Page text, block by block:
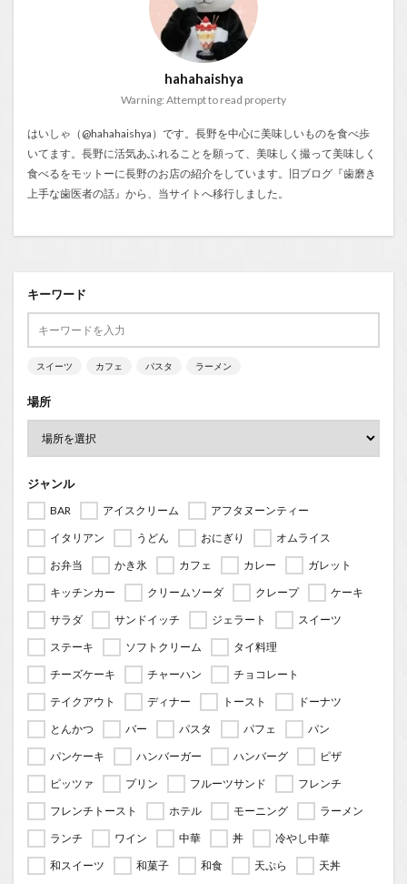
hahahaishya
Warning: Attempt to read property
はいしゃ（@hahahaishya）です。長野を中心に美味しいものを食べ歩
いてます。長野に活気あふれることを願って、美味しく撮って美味しく
食べるをモットーに長野のお店の紹介をしています。旧ブログ『歯磨き
上手な歯医者の話 』から、当サイトへ移行しました。
キーワード
スイーツ カフェ パスタ ラーメン
場所
ジャンル
BAR アイスクリーム
アフタヌーンティー
イタリアン
うどん おにぎり
オムライス
お弁当
かき氷 カフェ カレー
ガレット
キッチンカー
クリームソーダ クレープ
ケーキ
サラダ
サンドイッチ ジェラート
スイーツ
ステーキ
ソフトクリーム
タイ料理
チーズケーキ
チャーハン
チョコレート
テイクアウト
ディナー トースト
ドーナツ
とんかつ
バー パスタ パフェ
パン
パンケーキ
ハンバーガー ハンバーグ
ピザ
ピッツァ
プリン フルーツサンド
フレンチ
フレンチトースト
ホテル モーニング
ラーメン
ランチ
ワイン 中華 丼
冷やし中華
和スイーツ
和菓子 和食 天ぷら
天丼